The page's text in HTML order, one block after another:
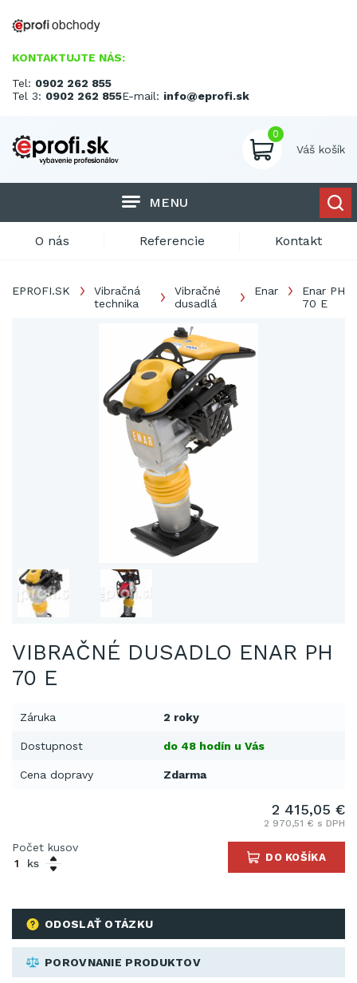
KONTAKTUJTE NÁS:
Tel: 0902 262 855
Tel 3: 0902 262 855E-mail: info@eprofi.sk
0
Váš košík
MENU
O nás Referencie Kontakt
EPROFI.SK
Vibračná
technika
Vibračné
dusadlá
Enar
Enar PH
70 E
VIBRAČNÉ DUSADLO ENAR PH
70 E
Záruka 2 roky
Dostupnost do 48 hodín u Vás
Cena dopravy Zdarma
ODOSLAŤ OTÁZKU
POROVNANIE PRODUKTOV
2 415,05 €
2 970,51 € s DPH
Počet kusov
ks
DO KOŠÍKA